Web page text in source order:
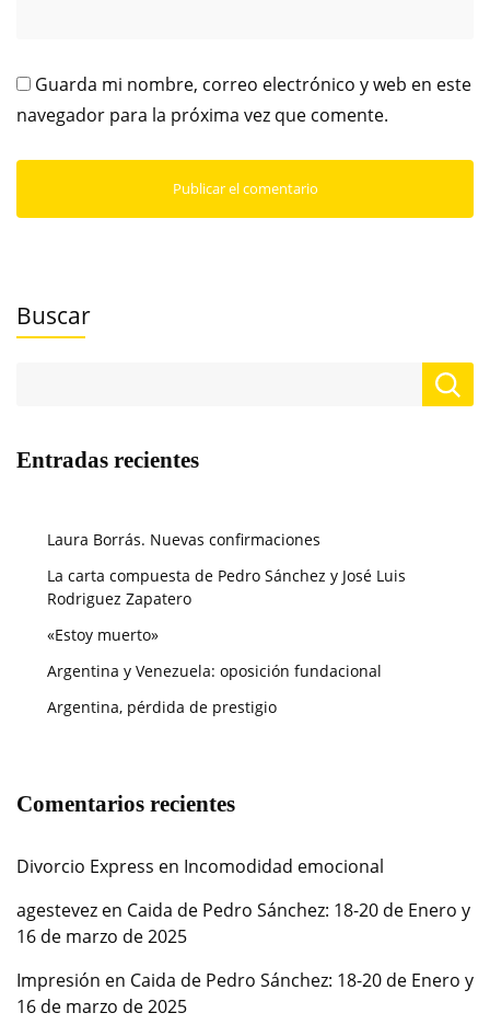
Guarda mi nombre, correo electrónico y web en este
navegador para la próxima vez que comente.
Buscar
Entradas recientes
Laura Borrás. Nuevas confirmaciones
La carta compuesta de Pedro Sánchez y José Luis
Rodriguez Zapatero
«Estoy muerto»
Argentina y Venezuela: oposición fundacional
Argentina, pérdida de prestigio
Comentarios recientes
Divorcio Express en Incomodidad emocional
agestevez en Caida de Pedro Sánchez: 18-20 de Enero y
16 de marzo de 2025
Impresión en Caida de Pedro Sánchez: 18-20 de Enero y
16 de marzo de 2025